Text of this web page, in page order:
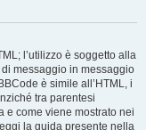
l’utilizzo è soggetto alla
messaggio in messaggio
è simile all’HTML, i
tra parentesi
e come viene mostrato nei
la guida presente nella